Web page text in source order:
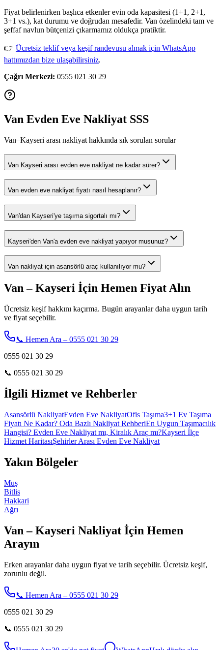
Fiyat belirlenirken başlıca etkenler evin oda kapasitesi (1+1, 2+1,
3+1 vs.), kat durumu ve doğrudan mesafedir. Van özelindeki tam ve
şeffaf navlun bütçenizi çıkarmamız oldukça pratiktir.
👉 Ücretsiz teklif veya keşif randevusu almak için WhatsApp
hattımızdan bize ulaşabilirsiniz.
Çağrı Merkezi: 0555 021 30 29
Van Evden Eve Nakliyat SSS
Van–Kayseri arası nakliyat hakkında sık sorulan sorular
Van Kayseri arası evden eve nakliyat ne kadar sürer?
Van evden eve nakliyat fiyatı nasıl hesaplanır?
Van'dan Kayseri'ye taşıma sigortalı mı?
Kayseri'den Van'a evden eve nakliyat yapıyor musunuz?
Van nakliyat için asansörlü araç kullanılıyor mu?
Van – Kayseri İçin Hemen Fiyat Alın
Ücretsiz keşif hakkını kaçırma. Bugün arayanlar daha uygun tarih
ve fiyat seçebilir.
📞 Hemen Ara – 0555 021 30 29
0555 021 30 29
📞 0555 021 30 29
İlgili Hizmet ve Rehberler
Asansörlü NakliyatEvden Eve NakliyatOfis Taşıma3+1 Ev Taşıma
Fiyatı Ne Kadar? Oda Bazlı Nakliyat RehberiEn Uygun Taşımacılık
Hangisi? Evden Eve Nakliyat mı, Kiralık Araç mı?Kayseri İlçe
Hizmet HaritasıŞehirler Arası Evden Eve Nakliyat
Yakın Bölgeler
Muş
Bitlis
Hakkari
Ağrı
Van – Kayseri Nakliyat İçin Hemen
Arayın
Erken arayanlar daha uygun fiyat ve tarih seçebilir. Ücretsiz keşif,
zorunlu değil.
📞 Hemen Ara – 0555 021 30 29
0555 021 30 29
📞 0555 021 30 29